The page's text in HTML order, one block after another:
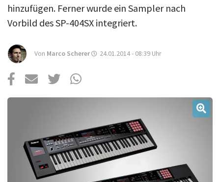
Mac Life+
Anmelden
hinzufügen. Ferner wurde ein Sampler nach
Vorbild des SP-404SX integriert.
Von Marco Scherer 24.01.2014 - 08:39 Uhr